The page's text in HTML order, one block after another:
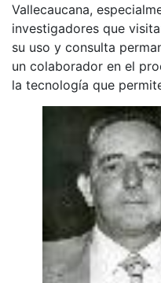
Vallecaucana,
investigadores que
su uso y consulta
un colaborador en el
la tecnología que